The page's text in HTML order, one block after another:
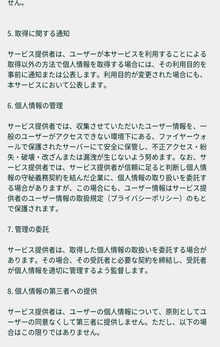
せん。
5. 取得に関する通知
サービス提供者は、ユーザーが本サービスを利用することによる
取得以外の方法で個人情報を取得する場合には、その利用目的を
事前に通知または公表します。利用目的が変更された場合にも、
本サービスにおいて公表します。
6. 個人情報の管理
サービス提供者では、収集させていただいたユーザー情報を、一
般のユーザーがアクセスできない環境下にある、ファイヤーウォ
ールで保護されたサーバーにて安全に保管し、不正アクセス・紛
失・破壊・改ざんまたは漏洩が生じないよう努めます。なお、サ
ービス提供者では、サービス提供者が信頼に足ると判断し個人情
報の守秘義務契約を結んだ企業に、個人情報の取り扱いを委託す
る場合がありますが、この場合にも、ユーザー情報はサービス提
供者のユーザー情報の取扱規定（プライバシーポリシー）のもと
で保護されます。
7. 管理の委託
サービス提供者は、取得した個人情報の取扱いを委託する場合が
あります。その場合、その受託者と必要な契約を締結し、受託者
が個人情報を適切に管理するよう監督します。
8. 個人情報の第三者への提供
サービス提供者は、ユーザーの個人情報について、原則としてユ
ーザーの同意なくして第三者に提供しません。ただし、以下の場
合はこの限りではありません。